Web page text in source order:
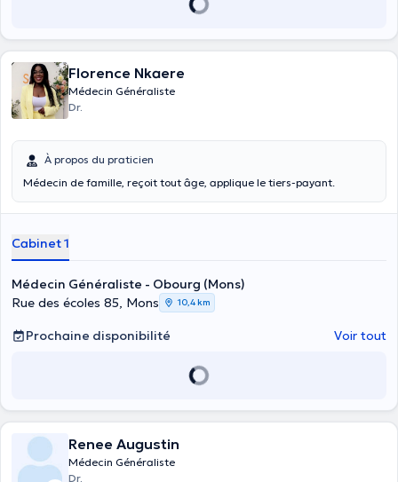
Florence Nkaere
Médecin Généraliste
Dr.
À propos du praticien
Médecin de famille, reçoit tout âge, applique le tiers-payant.
Cabinet 1
Médecin Généraliste - Obourg (Mons)
Rue des écoles 85, Mons
10,4 km
Prochaine disponibilité Voir tout
Renee Augustin
Médecin Généraliste
Dr.